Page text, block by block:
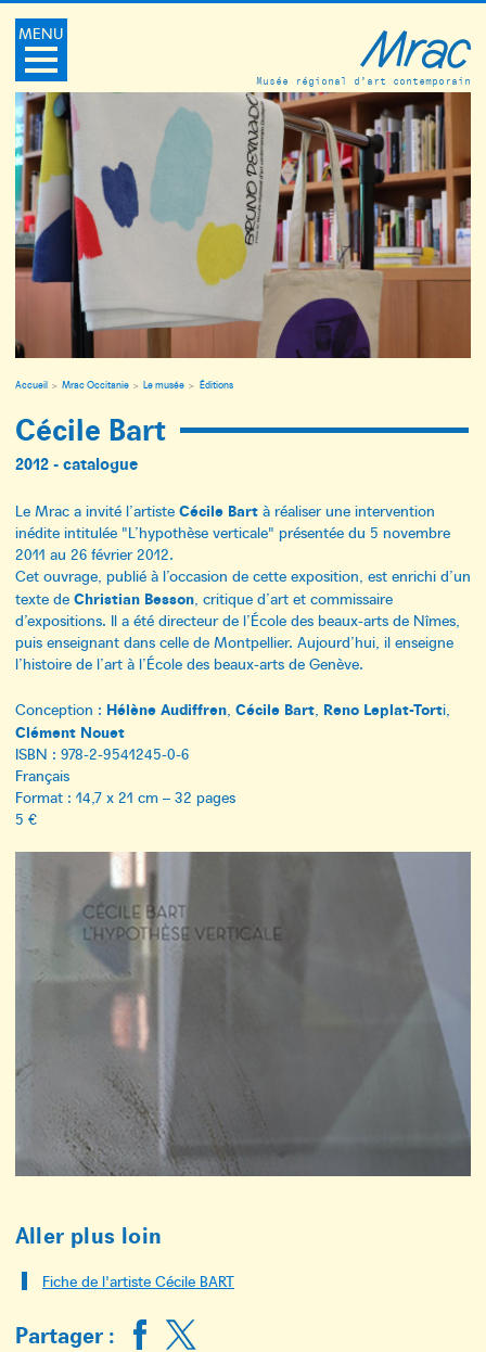
MENU
Musée régional d’art contemporain
Accueil Mrac Occitanie Le musée Éditions
Cécile Bart
2012 - catalogue
Le Mrac a invité l’artiste Cécile Bartà réaliser une intervention
inédite intitulée "L’hypothèse verticale" présentée du 5 novembre
2011 au 26 février 2012.
Cet ouvrage, publié à l’occasion de cette exposition, est enrichi d’un
texte de Christian Besson, critique d’art et commissaire
d’expositions. Il a été directeur de l’École des beaux-arts de Nîmes,
puis enseignant dans celle de Montpellier. Aujourd’hui, il enseigne
l’histoire de l’art à l’École des beaux-arts de Genève.
Conception : Hélène Audiffren, Cécile Bart, Reno Leplat-Torti,
Clément Nouet
ISBN : 978-2-9541245-0-6
Français
Format : 14,7 x 21 cm – 32 pages
5 €
Aller plus loin
Fiche de l'artiste Cécile BART
Partager :